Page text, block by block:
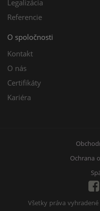
Legalizácia
Referencie
O spoločnosti
Kontakt
O nás
Certifikáty
Kariéra
Ochrana
Všetky práva